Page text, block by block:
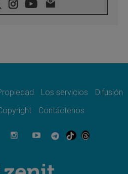
celebraron los 416 años del
en diócesis
desplazados invisibles de una
Argentina el Papa León señalará
del cristiano"
Los servicios
Difusión
Contáctenos